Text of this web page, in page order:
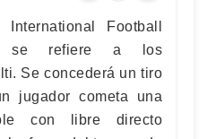
Football
se refiere a los
Se concederá un tiro
jugador cometa una
con libre directo